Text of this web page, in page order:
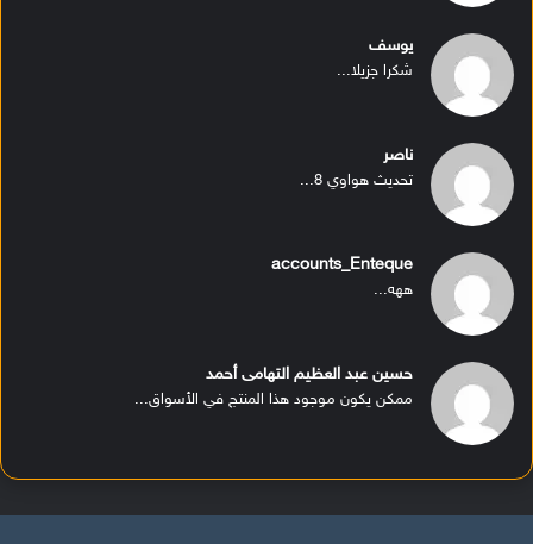
يوسف
شكرا جزيلا...
ناصر
تحديث هواوي 8...
accounts_Enteque
ههه...
حسين عبد العظيم التهامى أحمد
ممكن يكون موجود هذا المنتج في الأسواق...